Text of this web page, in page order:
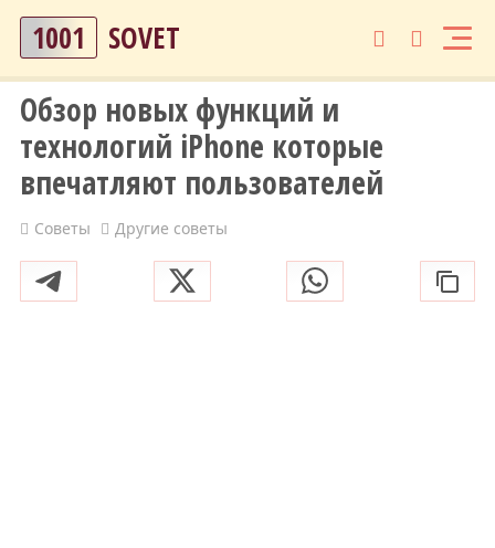
1001 SOVET
Обзор новых функций и
технологий iPhone которые
впечатляют пользователей
Советы Другие советы